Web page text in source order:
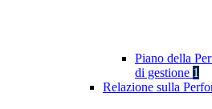
Piano della
di gestione 1
Relazione sulla